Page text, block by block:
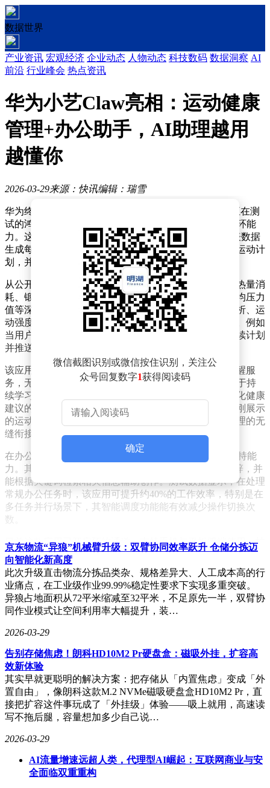
数据世界
产业资讯 宏观经济 企业动态 人物动态 科技数码 数据洞察 AI
前沿 行业峰会 热点资讯
华为小艺Claw亮相：运动健康
管理+办公助手，AI助理越用
越懂你
2026-03-29来源：快讯编辑：瑞雪
华为终端BG首席执行官何刚近日在社交平台透露，其正在测
试的鸿蒙系统专属AI助手“小艺Claw”已具备健康管理闭环能
力。这款适配鸿蒙6操作系统的应用不仅能同步智能手表数据
生成每日健康报告，还可根据用户身体状况制定个性化运动计
划，并自动将日程添加至手机日历。
从公开的测试截图可见，健康报告涵盖步数统计、活动热量消
耗、锻炼时长监测等基础数据，同时包含最高心率、平均压力
值等深度健康指标。其健康日报功能更提供睡眠质量分析、运
动强度建议及目标达成提醒，形成完整的健康管理链条。例如
当用户连续三天未完成运动目标时，系统会自动调整后续计划
并推送激励提醒。
该应用的操作门槛显著降低，用户通过语音指令即可唤醒服
务，无需复杂设置即可获得AI助理支持。其核心优势在于持
续学习能力——通过分析用户使用习惯，系统能逐步优化健康
建议的精准度，甚至预判用户潜在需求。测试期间，何刚展示
的运动计划自动同步功能，已实现从健康评估到日程管理的无
缝衔接。
在办公场景应用方面，小艺Claw展现出强大的生产力支持能
力。其文档处理模块可自动生成PPT框架、优化邮件措辞，并
能根据关键词检索相关信息辅助创作。测试数据显示，在处理
常规办公任务时，该应用可提升约40%的工作效率，特别是在
多任务并行场景下，其智能调度功能能有效减少操作切换次
数。
目前这款应用已开启预约通道，支持手机与平板双端使用。技
术团队透露，后续版本将增加跨设备数据同步功能，并强化在
复杂场景下的语义理解能力。随着鸿蒙生态的持续完善，这类
深度整合硬件数据的AI应用，正在重新定义智能设备的交互
方式。
微信截图识别或微信按住识别，关注公
众号回复数字1获得阅读码
确定
京东物流“异狼”机械臂升级：双臂协同效率跃升 仓储分拣迈
向智能化新高度
此次升级直击物流分拣品类杂、规格差异大、人工成本高的行
业痛点，在工业级作业99.99%稳定性要求下实现多重突破。
异狼占地面积从72平米缩减至32平米，不足原先一半，双臂协
同作业模式让空间利用率大幅提升，装…
2026-03-29
告别存储焦虑！朗科HD10M2 Pr硬盘盒：磁吸外挂，扩容高
效新体验
其实早就更聪明的解决方案：把存储从「内置焦虑」变成「外
置自由」，像朗科这款M.2 NVMe磁吸硬盘盒HD10M2 Pr，直
接把扩容这件事玩成了「外挂级」体验——吸上就用，高速读
写不拖后腿，容量想加多少自己说…
2026-03-29
AI流量增速远超人类，代理型AI崛起：互联网商业与安
全面临双重重构